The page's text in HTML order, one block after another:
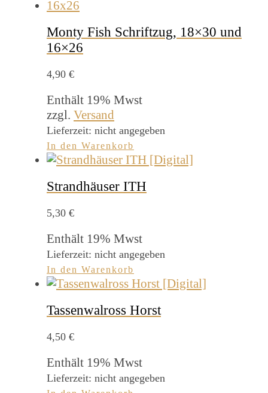
Monty Fish Schriftzug, 18×30 und
16×26
4,90 €
Enthält 19% Mwst
zzgl. Versand
Lieferzeit: nicht angegeben
In den Warenkorb
Strandhäuser ITH
5,30 €
Enthält 19% Mwst
Lieferzeit: nicht angegeben
In den Warenkorb
Tassenwalross Horst
4,50 €
Enthält 19% Mwst
Lieferzeit: nicht angegeben